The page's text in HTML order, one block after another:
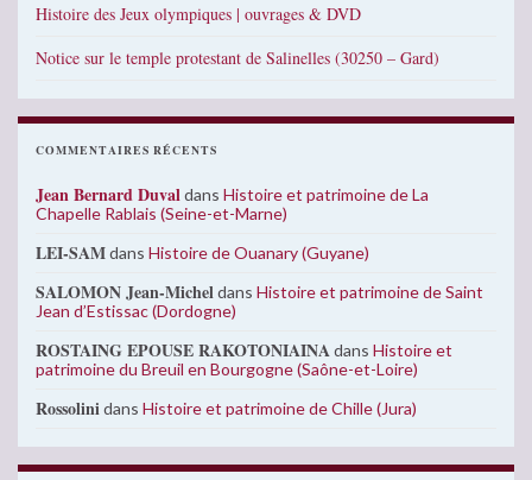
Histoire des Jeux olympiques | ouvrages & DVD
Notice sur le temple protestant de Salinelles (30250 – Gard)
COMMENTAIRES RÉCENTS
Jean Bernard Duvaldans Histoire et patrimoine de La
Chapelle Rablais (Seine-et-Marne)
LEI-SAMdans Histoire de Ouanary (Guyane)
SALOMON Jean-Micheldans Histoire et patrimoine de Saint
Jean d’Estissac (Dordogne)
ROSTAING EPOUSE RAKOTONIAINAdans Histoire et
patrimoine du Breuil en Bourgogne (Saône-et-Loire)
Rossolinidans Histoire et patrimoine de Chille (Jura)